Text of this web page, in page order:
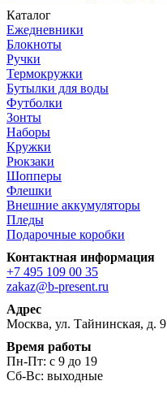
Каталог
Ежедневники
Блокноты
Ручки
Термокружки
Бутылки для воды
Футболки
Зонты
Наборы
Кружки
Рюкзаки
Шопперы
Флешки
Внешние аккумуляторы
Пледы
Подарочные коробки
Контактная информация
+7 495 109 00 35
zakaz@b-present.ru
Адрес
Москва, ул. Тайнинская, д. 9
Время работы
Пн-Пт: с 9 до 19
Сб-Вс: выходные